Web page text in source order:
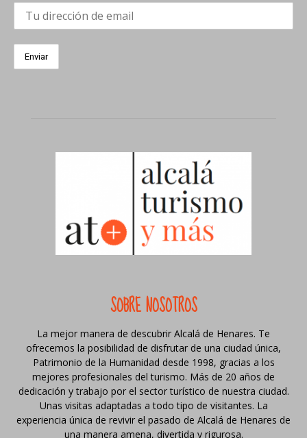
SOBRE NOSOTROS
La mejor manera de descubrir Alcalá de Henares. Te
ofrecemos la posibilidad de disfrutar de una ciudad única,
Patrimonio de la Humanidad desde 1998, gracias a los
mejores profesionales del turismo. Más de 20 años de
dedicación y trabajo por el sector turístico de nuestra ciudad.
Unas visitas adaptadas a todo tipo de visitantes. La
experiencia única de revivir el pasado de Alcalá de Henares de
una manera amena, divertida y rigurosa.